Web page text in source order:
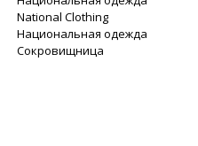
National Clothing
Национальная одежда
Сокровищница